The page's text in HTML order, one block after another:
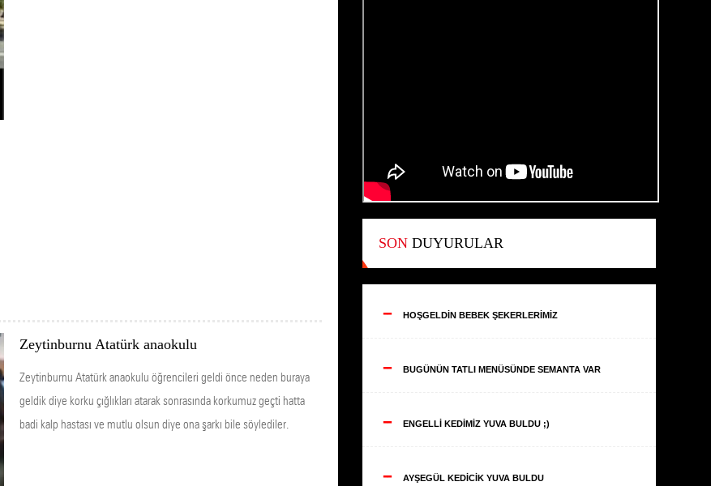
Zeytinburnu Atatürk anaokulu
Zeytinburnu Atatürk anaokulu öğrencileri geldi önce neden buraya
geldik diye korku çığlıkları atarak sonrasında korkumuz geçti hatta
badi kalp hastası ve mutlu olsun diye ona şarkı bile söylediler.
SONDUYURULAR
-- HOŞGELDİN BEBEK ŞEKERLERİMİZ
-- BUGÜNÜN TATLI MENÜSÜNDE SEMANTA VAR
-- ENGELLİ KEDİMİZ YUVA BULDU ;)
-- AYŞEGÜL KEDİCİK YUVA BULDU